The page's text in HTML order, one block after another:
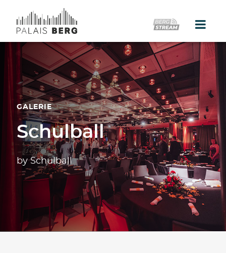
Home
Location
Galerie
Events
Catering
Partner
Presse
Kontakt
GALERIE
Schulball
by Schulball